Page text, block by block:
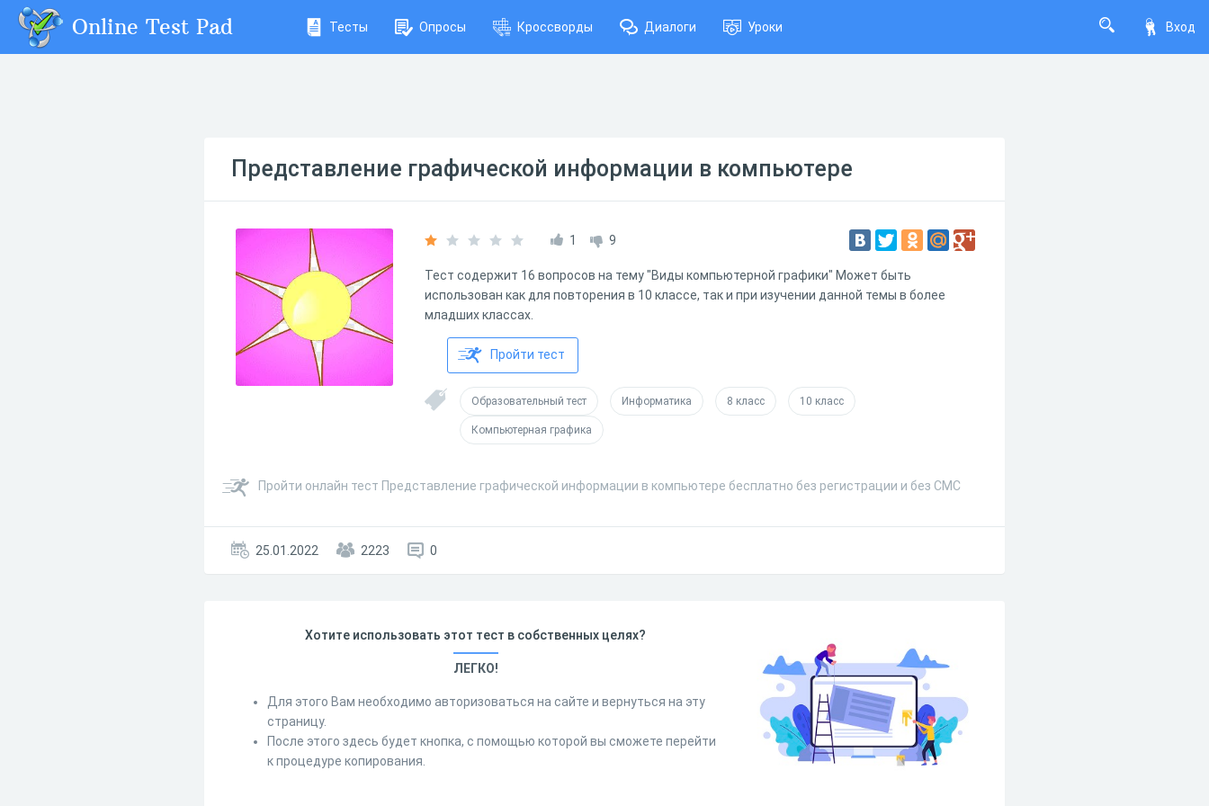
Вход
Online Test Pad Тесты Опросы Кроссворды Диалоги Уроки
Представление графической информации в компьютере
1 9
Тест содержит 16 вопросов на тему "Виды компьютерной графики" Может быть
использован как для повторения в 10 классе, так и при изучении данной темы в более
младших классах.
Пройти тест
Образовательный тест Информатика 8 класс 10 класс
Компьютерная графика
Пройти онлайн тест Представление графической информации в компьютере бесплатно без регистрации и без СМС
25.01.2022 2223 0
Хотите использовать этот тест в собственных целях?
ЛЕГКО!
Для этого Вам необходимо авторизоваться на сайте и вернуться на эту
страницу.
После этого здесь будет кнопка, с помощью которой вы сможете перейти
к процедуре копирования.